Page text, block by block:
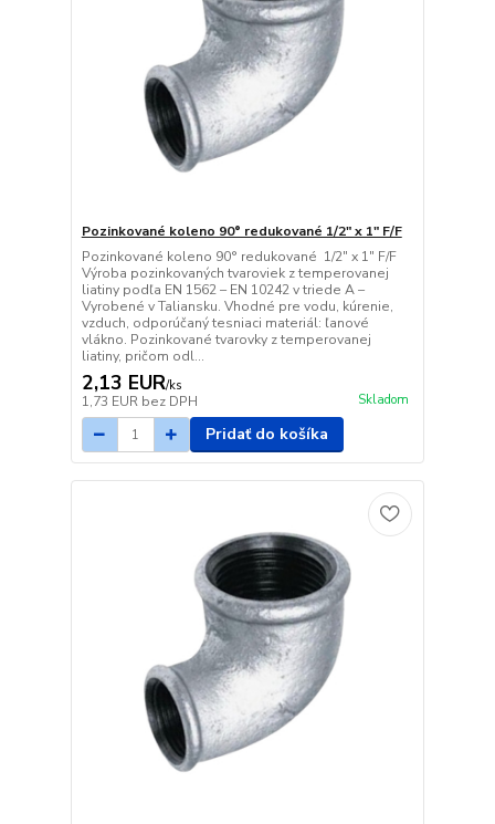
Pozinkované koleno 90° redukované 1/2" x 1" F/F
Pozinkované koleno 90° redukované 1/2" x 1" F/F
Výroba pozinkovaných tvaroviek z temperovanej
liatiny podľa EN 1562 – EN 10242 v triede A –
Vyrobené v Taliansku. Vhodné pre vodu, kúrenie,
vzduch, odporúčaný tesniaci materiál: ľanové
vlákno. Pozinkované tvarovky z temperovanej
liatiny, pričom odl...
2,13 EUR/ks
1,73 EUR bez DPH Skladom
Pridať do košíka